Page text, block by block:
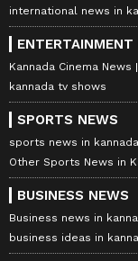
international news in
ENTERTAINMENT
Kannada Cinema News
kannada tv shows
SPORTS NEWS
sports news in kannada
Other Sports News in
BUSINESS NEWS
Business news in
business ideas in